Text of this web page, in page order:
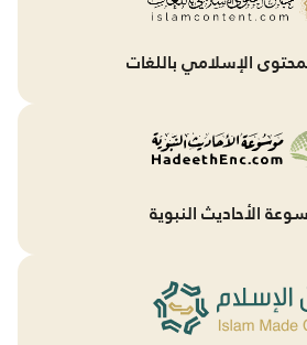
الإسلامي باللغات
الأحاديث النبوية